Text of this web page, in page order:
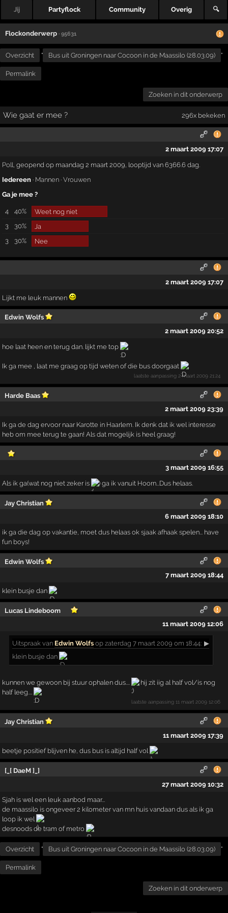
Jij Partyflock Community Overig 🔍
Flockonderwerp · 95631
Overzicht " Bus uit Groningen naar Cocoon in de Maassilo (28.03.09) "
Permalink
Zoeken in dit onderwerp
Wie gaat er mee ? 296x bekeken
2 maart 2009 17:07
Poll , geopend op maandag 2 maart 2009, looptijd van 6366.6 dag.
Iedereen· Mannen· Vrouwen
Ga je mee ?
4 40%
Weet nog niet
3
30%
Ja
3
30% Nee
2 maart 2009 17:07
Lijkt me leuk mannen
Edwin Wolfs
2 maart 2009 20:52
hoe laat heen en terug dan. lijkt me top
Ik ga mee , laat me graag op tijd weten of die bus doorgaat
laatste aanpassing 2 maart 2009 21:24
Harde Baas
2 maart 2009 23:39
Ik ga de dag ervoor naar Karotte in Haarlem. Ik denk dat ik wel interesse
heb om mee terug te gaan! Als dat mogelijk is heel graag!
3 maart 2009 16:55
Als ik ga(wat nog niet zeker is ) ga ik vanuit Hoorn...Dus helaas.
Jay Christian
6 maart 2009 18:10
ik ga die dag op vakantie, moet dus helaas ok sjaak afhaak spelen... have
fun boys!
Edwin Wolfs
7 maart 2009 18:44
klein busje dan
Lucas Lindeboom
11 maart 2009 12:06
Uitspraak van Edwin Wolfs op zaterdag 7 maart 2009 om 18:44: ▶
klein busje dan
kunnen we gewoon bij stuur ophalen dus....
hij zit iig al half vol/is nog
half leeg....
laatste aanpassing11 maart 2009 12:06
Jay Christian
11 maart 2009 17:39
beetje positief blijven he, dus bus is altijd half vol
[_[ DaeM ]_]
27 maart 2009 10:32
Sjah is wel een leuk aanbod maar...
de maassilo is ongeveer 2 kilometer van mn huis vandaan dus als ik ga
loop ik wel
desnoods de tram of metro
Overzicht " Bus uit Groningen naar Cocoon in de Maassilo (28.03.09) "
Permalink
Zoeken in dit onderwerp